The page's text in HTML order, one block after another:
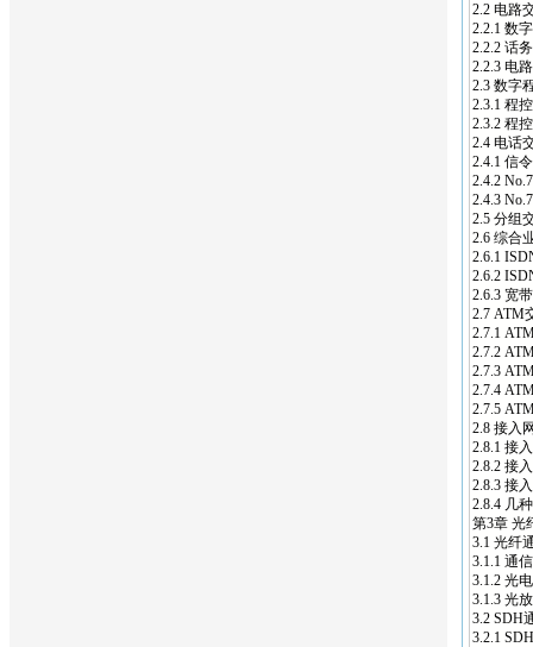
2.2 电路
2.2.1 数
2.2.2 话
2.2.3 电
2.3 数字
2.3.1 程
2.3.2 程
2.4 电话
2.4.1 信
2.4.2
2.4.3
2.5 分组
2.6 综合
2.6.1
2.6.2
2.6.3 宽
2.7 ATM
2.7.1
2.7.2
2.7.3
2.7.4
2.7.5
2.8 接入
2.8.1 接
2.8.2 接
2.8.3 接
2.8.4 几
第3章 光
3.1 光纤
3.1.1 通
3.1.2 光
3.1.3 光
3.2 SDH
3.2.1